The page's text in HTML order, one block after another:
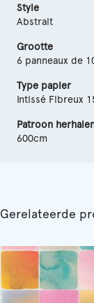
Style
Abstrait
Grootte
6 panneaux de
Type papier
Intissé Fibreux
Patroon
600cm
Gerelateerde